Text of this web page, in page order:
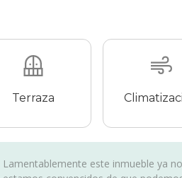
Terraza
Lamentablemente este inmueble ya